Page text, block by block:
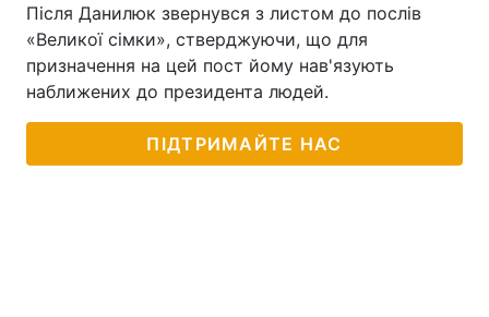
Після Данилюк звернувся з листом до послів
«Великої сімки», стверджуючи, що для
призначення на цей пост йому нав'язують
наближених до президента людей.
ПІДТРИМАЙТЕ НАС